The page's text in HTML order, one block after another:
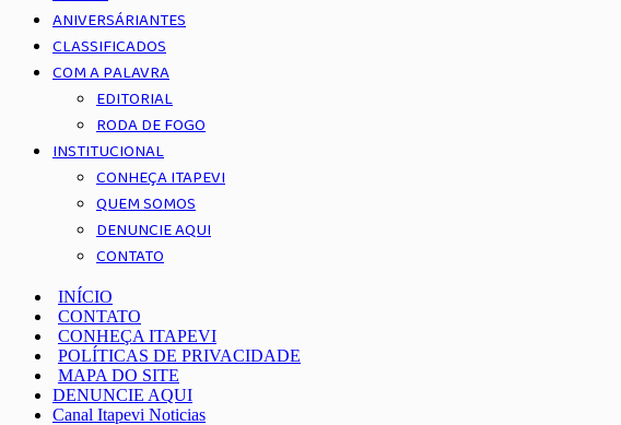
ANIVERSÁRIANTES
CLASSIFICADOS
COM A PALAVRA
EDITORIAL
RODA DE FOGO
INSTITUCIONAL
CONHEÇA ITAPEVI
QUEM SOMOS
DENUNCIE AQUI
CONTATO
INÍCIO
CONTATO
CONHEÇA ITAPEVI
POLÍTICAS DE PRIVACIDADE
MAPA DO SITE
DENUNCIE AQUI
Canal Itapevi Noticias